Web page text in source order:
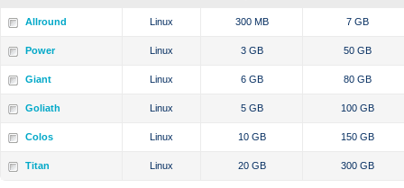
Allround Linux 300 MB 7 GB
Power Linux 3 GB 50 GB
Giant Linux 6 GB 80 GB
Goliath Linux 5 GB 100 GB
Colos Linux 10 GB 150 GB
Titan Linux 20 GB 300 GB